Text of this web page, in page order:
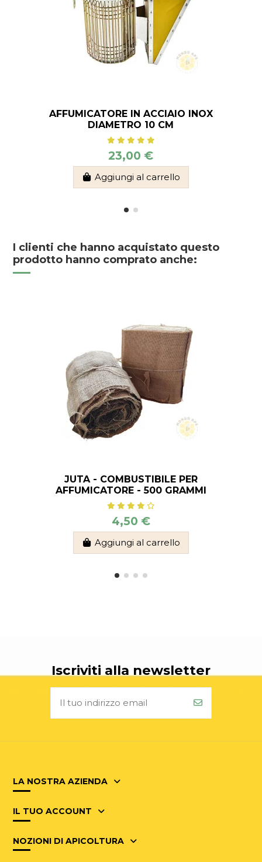
AFFUMICATORE IN ACCIAIO INOX
DIAMETRO 10 CM
23,00 €
Aggiungi al carrello
I clienti che hanno acquistato questo
prodotto hanno comprato anche:
JUTA - COMBUSTIBILE PER
AFFUMICATORE - 500 GRAMMI
4,50 €
Aggiungi al carrello
Iscriviti alla newsletter
LA NOSTRA AZIENDA
IL TUO ACCOUNT
NOZIONI DI APICOLTURA